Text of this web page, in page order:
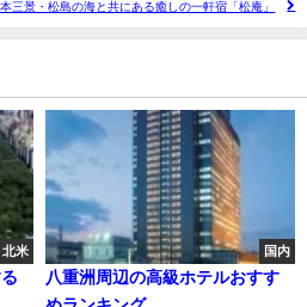
本三景・松島の海と共にある癒しの一軒宿「松庵」
北米 国内
八重洲周辺の高級ホテルおすす